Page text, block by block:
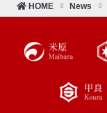
HOME News